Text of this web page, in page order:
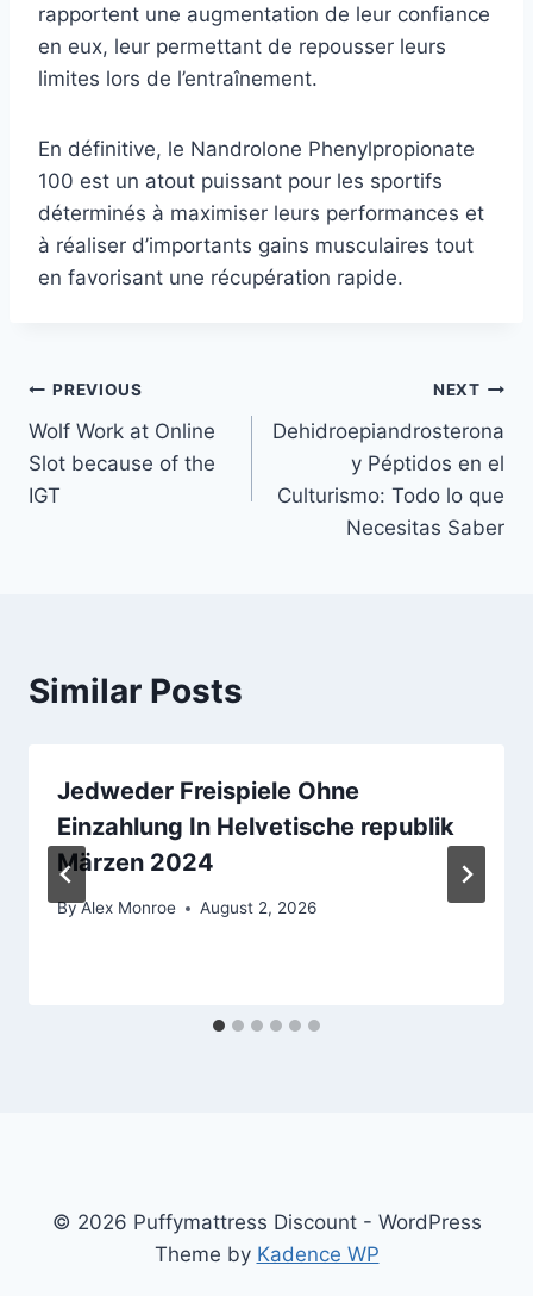
rapportent une augmentation de leur confiance
en eux, leur permettant de repousser leurs
limites lors de l’entraînement.
En définitive, le Nandrolone Phenylpropionate
100 est un atout puissant pour les sportifs
déterminés à maximiser leurs performances et
à réaliser d’importants gains musculaires tout
en favorisant une récupération rapide.
Post
navigation
PREVIOUS
Wolf Work at Online
Slot because of the
IGT
NEXT
Dehidroepiandrosterona
y Péptidos en el
Culturismo: Todo lo que
Necesitas Saber
Similar Posts
Jedweder Freispiele Ohne
Einzahlung In Helvetische republik ️️
Märzen 2024
ByAlex Monroe August 2, 2026
© 2026 Puffymattress Discount - WordPress
Theme by Kadence WP